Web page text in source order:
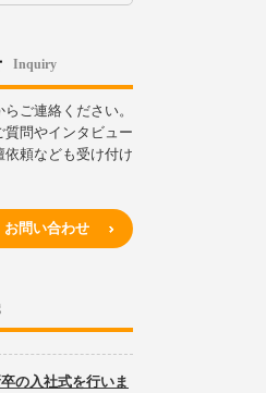
Inquiry
ご連絡ください。
質問やインタビュー
頼なども受け付け
お問い合わせ
の入社式を行いま